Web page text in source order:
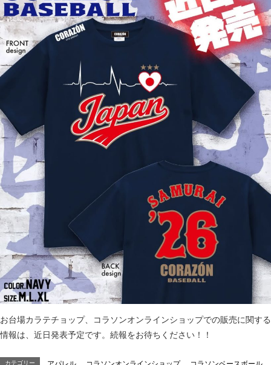
お台場カラテチョップ、コラソンオンラインショップでの販売に関する
情報は、近日発表予定です。続報をお待ちください！！
カテゴリー